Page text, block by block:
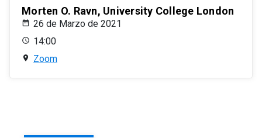
Morten O. Ravn, University College London
26 de Marzo de 2021
14:00
Zoom